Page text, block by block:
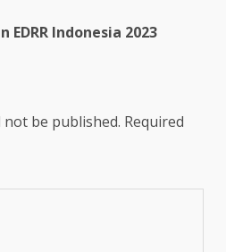
Indonesia 2023
not be published. Required